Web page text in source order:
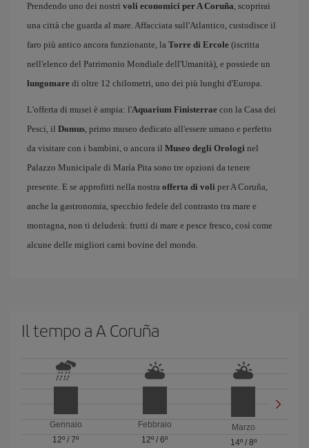
Prendendo uno dei nostri voli economici per A Coruña, scoprirai
una città che guarda al mare. Affacciata sull'Atlantico, custodisce il
faro più antico ancora funzionante, la Torre di Ercole (iscritta
nell'elenco del Patrimonio Mondiale dell'Umanità), e possiede un
lungomare di oltre 12 chilometri, uno dei più lunghi d'Europa.
L'offerta di musei è ampia: l'Aquarium Finisterrae con la Casa dei
Pesci, il Domus, primo museo dedicato all'essere umano e perfetto
da visitare con i bambini, o ancora il Museo degli Orologi nel
Palazzo Municipale di María Pita sono tre opzioni da tenere
presente. E se approfitti nella nostra offerta di voli per A Coruña,
anche la gastronomia, specchio fedele del contrasto tra mare e
montagna, non ti deluderà: frutti di mare e pesce fresco, così come
alcune delle migliori carni bovine del mondo.
Il tempo a A Coruña
Gennaio
12º /7º
Febbraio
12º / 6º
Marzo
14º/ 8º